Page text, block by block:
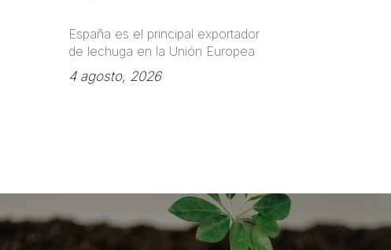
España es el principal exportador
de lechuga en la Unión Europea
4 agosto, 2026